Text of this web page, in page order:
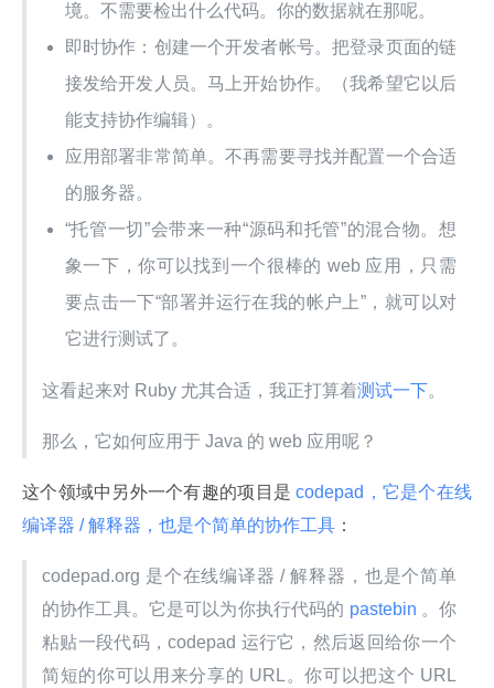
境。不需要检出什么代码。你的数据就在那呢。
即时协作：创建一个开发者帐号。把登录页面的链
接发给开发人员。马上开始协作。（我希望它以后
能支持协作编辑）。
应用部署非常简单。不再需要寻找并配置一个合适
的服务器。
“托管一切”会带来一种“源码和托管”的混合物。想
象一下，你可以找到一个很棒的 web 应用，只需
要点击一下“部署并运行在我的帐户上”，就可以对
它进行测试了。
这看起来对 Ruby 尤其合适，我正打算着测试一下。
那么，它如何应用于 Java 的 web 应用呢？
这个领域中另外一个有趣的项目是 codepad，它是个在线
编译器 / 解释器，也是个简单的协作工具 ：
codepad.org 是个在线编译器 / 解释器，也是个简单
的协作工具。它是可以为你执行代码的 pastebin 。你
粘贴一段代码，codepad 运行它，然后返回给你一个
简短的你可以用来分享的 URL。你可以把这个 URL